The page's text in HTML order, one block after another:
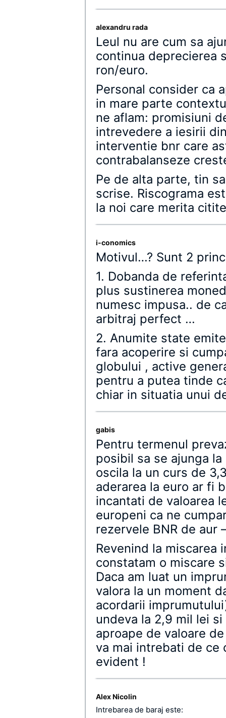
alexandru rada
Leul nu are cum sa
continua deprecierea
ron/euro.
Personal consider ca
in mare parte
ne aflam: promisiuni
intrevedere a iesirii
interventie bnr care
contrabalanseze
Pe de alta parte, tin
scrise. Riscograma
la noi care merita
i-conomics
Motivul…? Sunt 2
1. Dobanda de
plus sustinerea
numesc impusa.. de
arbitraj perfect …
2. Anumite state
fara acoperire si
globului , active
pentru a putea tinde
chiar in situatia unui
gabis
Pentru termenul
posibil sa se ajunga
oscila la un curs de
aderarea la euro ar fi
incantati de valoarea
europeni ca ne
rezervele BNR de aur
Revenind la miscarea
constatam o miscare
Daca am luat un
valora la un moment
acordarii
undeva la 2,9 mil lei
aproape de valoare
va mai intrebati de ce
evident !
Alex Nicolin
Intrebarea de baraj este: